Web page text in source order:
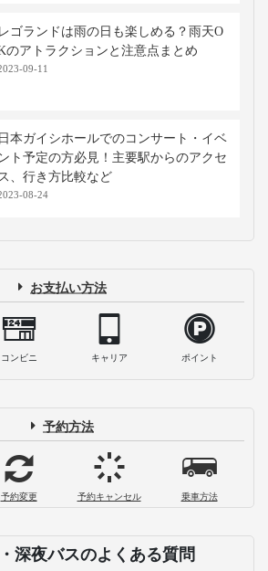
レゴランドは雨の日も楽しめる？雨天O
のアトラクションと注意点まとめ
09-11
日本ガイシホールでのコンサート・イベ
ント予定の方必見！主要駅からのアクセ
ス、行き方比較など
08-24
お支払い方法
コンビニ キャリア ポイント
予約方法
予約変更 予約キャンセル 乗車方法
深夜バスのよくある質問